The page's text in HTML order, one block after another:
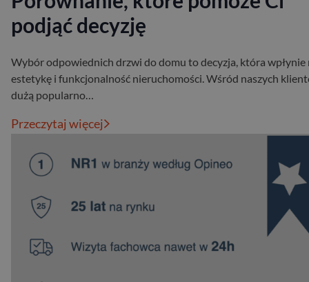
podjąć decyzję
Wybór odpowiednich drzwi do domu to decyzja, która wpłynie
estetykę i funkcjonalność nieruchomości. Wśród naszych
dużą popularno…
Przeczytaj więcej